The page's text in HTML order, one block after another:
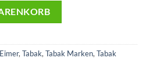
| 1000x Gizeh Blau 250er Hülsen |
Eimer,Tabak,Tabak Marken,Tabak